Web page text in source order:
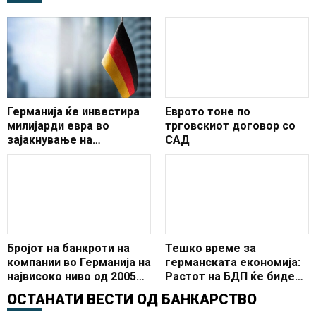
Германија ќе инвестира
милијарди евра во
зајакнување на
цивилната заштита
Еврото тоне по
трговскиот договор со
САД
Бројот на банкроти на
компании во Германија на
највисоко ниво од 2005
година
Тешко време за
германската економија:
Растот на БДП ќе биде
на нула
ОСТАНАТИ ВЕСТИ ОД БАНКАРСТВО